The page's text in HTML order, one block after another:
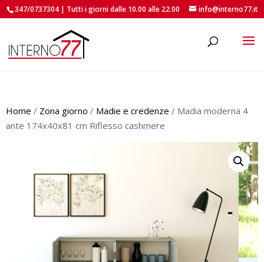
347/0737304 | Tutti i giorni dalle 10.00 alle 22.00 info@interno77.it
Home / Zona giorno / Madie e credenze / Madia moderna 4
ante 174x40x81 cm Riflesso cashmere